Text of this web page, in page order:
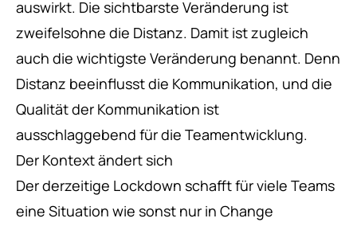
auswirkt. Die sichtbarste Veränderung ist
zweifelsohne die Distanz. Damit ist zugleich
auch die wichtigste Veränderung benannt. Denn
Distanz beeinflusst die Kommunikation, und die
Qualität der Kommunikation ist
ausschlaggebend für die Teamentwicklung.
Der Kontext ändert sich
Der derzeitige Lockdown schafft für viele Teams
eine Situation wie sonst nur in Change